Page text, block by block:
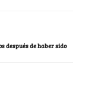
después de haber sido